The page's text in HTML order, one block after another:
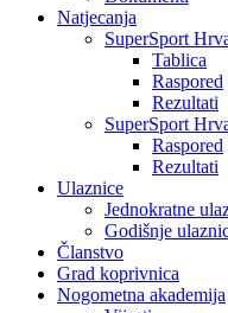
Natjecanja
SuperSport
Tablica
Raspored
Rezultati
SuperSport
Raspored
Rezultati
Ulaznice
Jednokratne
Godišnje
Članstvo
Grad koprivnica
Nogometna akademija